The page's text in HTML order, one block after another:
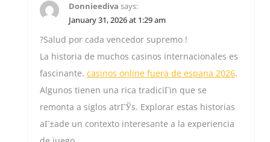
Donnieediva says:
January 31, 2026 at 1:29 am
?Salud por cada vencedor supremo !
La historia de muchos casinos internacionales es
fascinante. casinos online fuera de espana 2026.
Algunos tienen una rica tradiciГіn que se
remonta a siglos atrГЎs. Explorar estas historias
aГ±ade un contexto interesante a la experiencia